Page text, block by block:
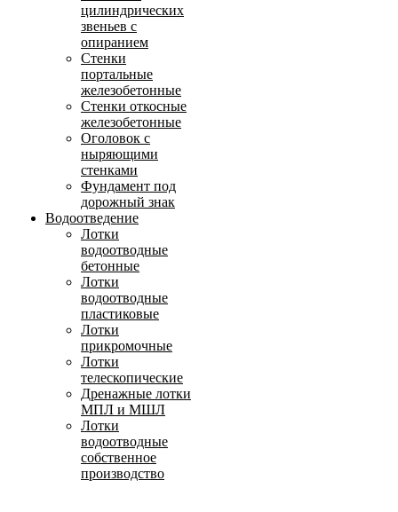
цилиндрических
звеньев с
опиранием
Стенки
портальные
железобетонные
Стенки откосные
железобетонные
Оголовок с
ныряющими
стенками
Фундамент под
дорожный знак
Водоотведение
Лотки
водоотводные
бетонные
Лотки
водоотводные
пластиковые
Лотки
прикромочные
Лотки
телескопические
Дренажные лотки
МПЛ и МШЛ
Лотки
водоотводные
собственное
производство